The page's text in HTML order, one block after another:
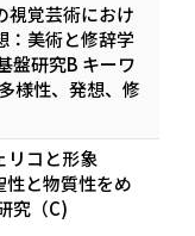
視覚芸術におけ
：美術と修辞学
盤研究B キーワ
様性、発想、修
リコと形象
性と物質性をめ
究（C)